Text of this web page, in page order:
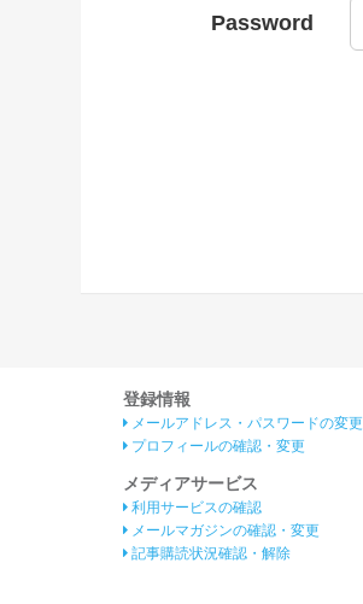
Password
登録情報
メールアドレス・パスワードの変更
プロフィールの確認・変更
メディアサービス
利用サービスの確認
メールマガジンの確認・変更
記事購読状況確認・解除